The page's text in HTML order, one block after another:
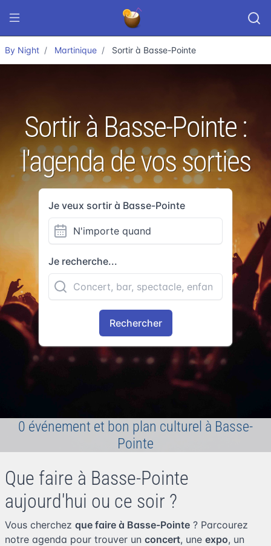
By Night Martinique Sortir à Basse-Pointe
Sortir à Basse-Pointe :
l'agenda de vos sorties
Je veux sortir à Basse-Pointe
Je recherche...
Rechercher
0 événement et bon plan culturel à Basse-
Pointe
Que faire à Basse-Pointe
aujourd'hui ou ce soir ?
Vous cherchez que faire à Basse-Pointe ? Parcourez
notre agenda pour trouver un concert, une expo, un